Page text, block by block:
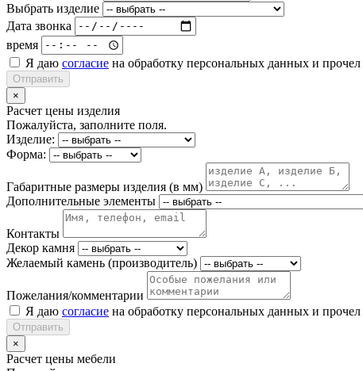
Выбрать изделие
Дата звонка
время
Я даю согласие на обработку персональных данных и прочел
Отправить
×
Расчет цены изделия
Пожалуйста, заполните поля.
Изделие:
Форма:
Габаритные размеры изделия (в мм)
Дополнительные элементы
Контакты
Декор камня
Желаемый камень (производитель)
Пожелания/комментарии
Я даю согласие на обработку персональных данных и прочел
Отправить
×
Расчет цены мебели